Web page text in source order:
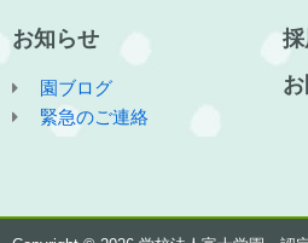
お知らせ
園ブログ
緊急のご連絡